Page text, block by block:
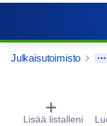
Julkaisutoimisto
Lisää listalleni